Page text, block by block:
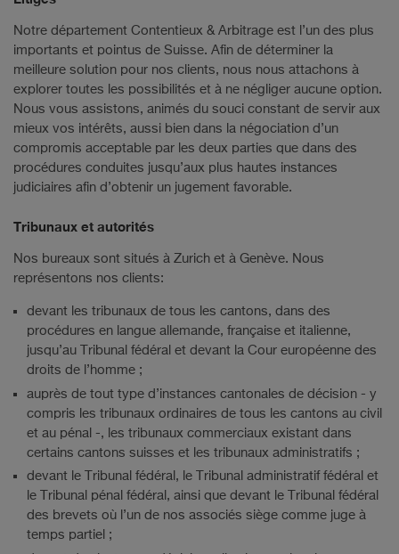
Notre département Contentieux & Arbitrage est l’un des plus
importants et pointus de Suisse. Afin de déterminer la
meilleure solution pour nos clients, nous nous attachons à
explorer toutes les possibilités et à ne négliger aucune option.
Nous vous assistons, animés du souci constant de servir aux
mieux vos intérêts, aussi bien dans la négociation d’un
compromis acceptable par les deux parties que dans des
procédures conduites jusqu’aux plus hautes instances
judiciaires afin d’obtenir un jugement favorable.
Tribunaux et autorités
Nos bureaux sont situés à Zurich et à Genève. Nous
représentons nos clients:
devant les tribunaux de tous les cantons, dans des
procédures en langue allemande, française et italienne,
jusqu’au Tribunal fédéral et devant la Cour européenne des
droits de l’homme ;
auprès de tout type d’instances cantonales de décision - y
compris les tribunaux ordinaires de tous les cantons au civil
et au pénal -, les tribunaux commerciaux existant dans
certains cantons suisses et les tribunaux administratifs ;
devant le Tribunal fédéral, le Tribunal administratif fédéral et
le Tribunal pénal fédéral, ainsi que devant le Tribunal fédéral
des brevets où l’un de nos associés siège comme juge à
temps partiel ;